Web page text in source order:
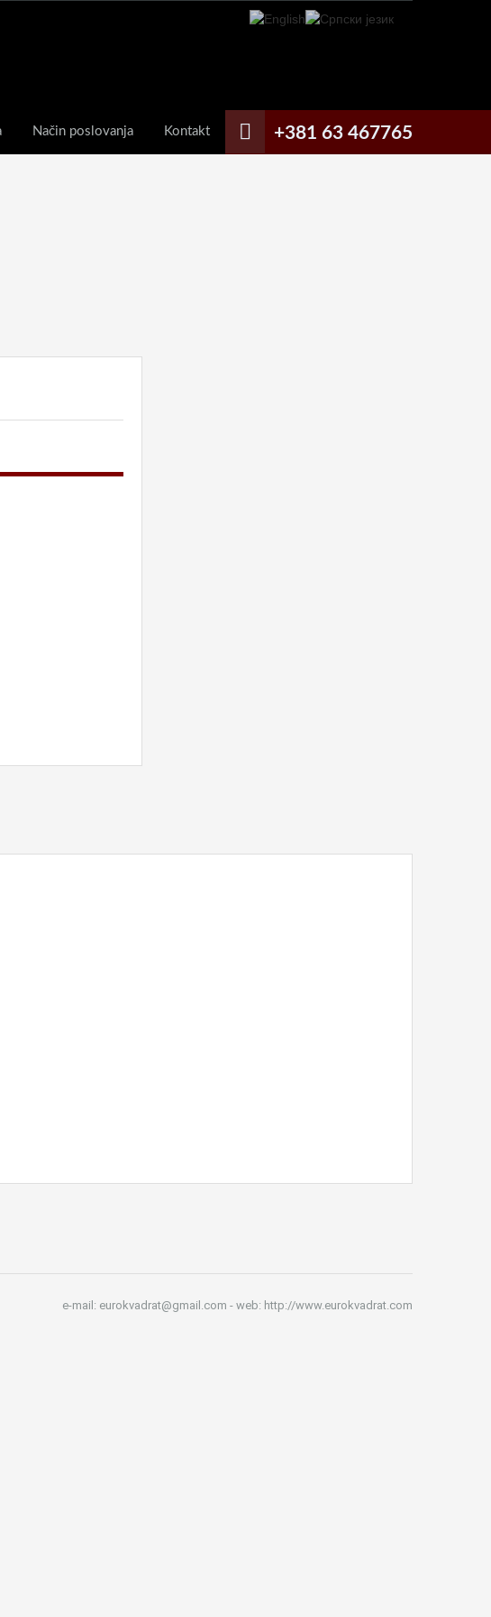
+381 63 467765
Način poslovanja Kontakt
e-mail: eurokvadrat@gmail.com - web: http://www.eurokvadrat.com